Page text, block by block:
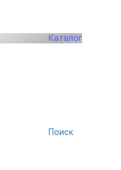
Каталог
Поиск